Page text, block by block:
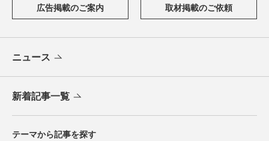
広告掲載のご案内 取材掲載のご依頼
ニュース
新着記事一覧
テーマから記事を探す